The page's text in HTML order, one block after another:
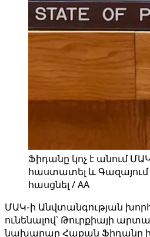
Ֆիդանը կոչ է անում
հաստատել և Գազայում
հասցնել / AA
ՄԱԿ-ի Անվտանգության
ունենալով՝ Թուրքիայի
նախարար Հաքան Ֆիդանը